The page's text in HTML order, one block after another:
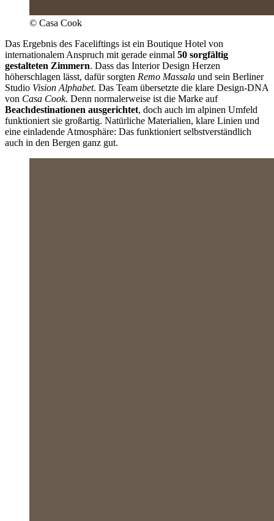
© Casa Cook
Das Ergebnis des Faceliftings ist ein Boutique Hotel von
internationalem Anspruch mit gerade einmal 50 sorgfältig
gestalteten Zimmern. Dass das Interior Design Herzen
höherschlagen lässt, dafür sorgten Remo Massala und sein Berliner
Studio Vision Alphabet. Das Team übersetzte die klare Design-DNA
von Casa Cook. Denn normalerweise ist die Marke auf
Beachdestinationen ausgerichtet, doch auch im alpinen Umfeld
funktioniert sie großartig. Natürliche Materialien, klare Linien und
eine einladende Atmosphäre: Das funktioniert selbstverständlich
auch in den Bergen ganz gut.